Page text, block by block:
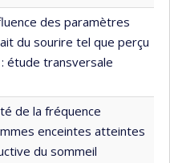
des paramètres
du sourire tel que perçu
étude transversale
de la fréquence
enceintes atteintes
du sommeil